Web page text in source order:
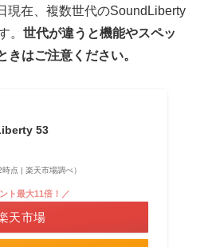
現在、複数世代のSoundLiberty
。 世代が違うと機能やスペッ
きはご注意ください。
53
点 | 楽天市場調べ）
ト最大11倍！／
天市場